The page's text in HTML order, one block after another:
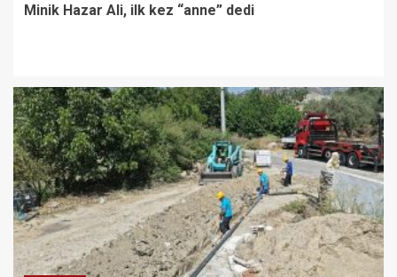
Minik Hazar Ali, ilk kez “anne” dedi